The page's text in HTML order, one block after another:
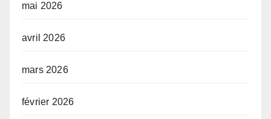
mai 2026
avril 2026
mars 2026
février 2026